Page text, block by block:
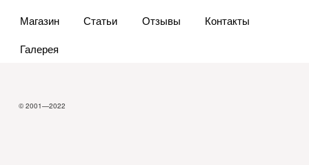
Магазин
Статьи Отзывы
Контакты
Галерея
© 2001—2022